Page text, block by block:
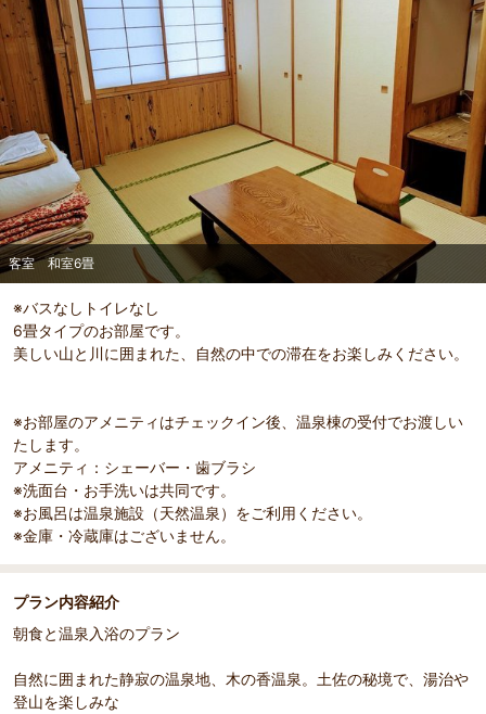
客室 和室6畳
※バスなしトイレなし
6畳タイプのお部屋です。
美しい山と川に囲まれた、自然の中での滞在をお楽しみください。
※お部屋のアメニティはチェックイン後、温泉棟の受付でお渡しい
たします。
アメニティ：シェーバー・歯ブラシ
※洗面台・お手洗いは共同です。
※お風呂は温泉施設（天然温泉）をご利用ください。
※金庫・冷蔵庫はございません。
プラン内容紹介
朝食と温泉入浴のプラン
自然に囲まれた静寂の温泉地、木の香温泉。土佐の秘境で、湯治や
登山を楽しみな
客室 和室6畳